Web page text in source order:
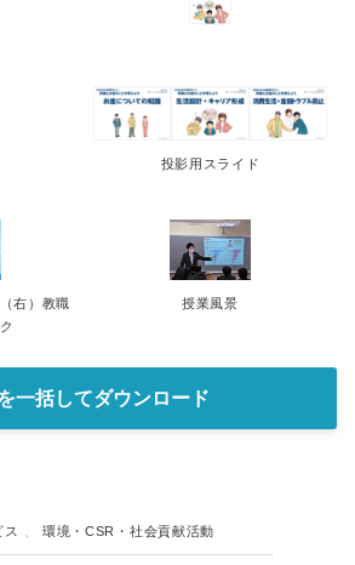
投影用スライド
右）教職
授業風景
一括してダウンロード
ス 環境・CSR・社会貢献活動